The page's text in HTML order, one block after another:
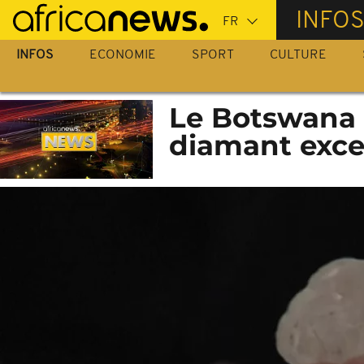
Passer
au
contenu
INFOS
INFOS ECONOMIE SPORT CULTURE
Le
diamant